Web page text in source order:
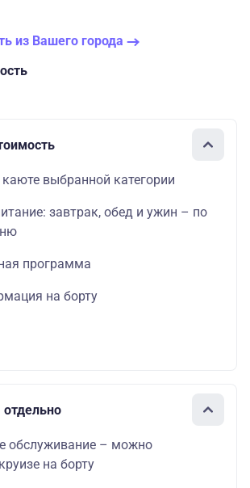
из Вашего города
выбранной категории
завтрак, обед и ужин – по
программа
на борту
отдельно
обслуживание – можно
на борту